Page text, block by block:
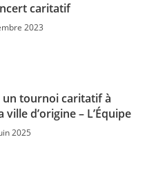
caritatif
2023
un tournoi caritatif à
d’origine – L’Équipe
2025